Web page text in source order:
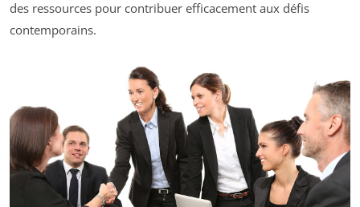
des ressources pour contribuer efficacement aux défis
contemporains.